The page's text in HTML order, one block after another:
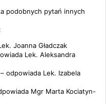
podobnych pytań innych
Joanna Gładczak
Lek. Aleksandra
– odpowiada Lek. Izabela
Mgr Marta Kociatyn-